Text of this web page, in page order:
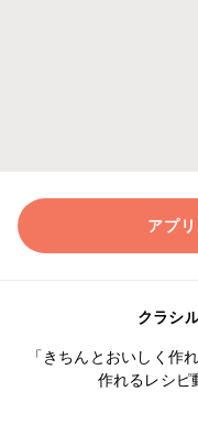
アプ
クラシ
「きちんとおいしく作
作れるレシピ